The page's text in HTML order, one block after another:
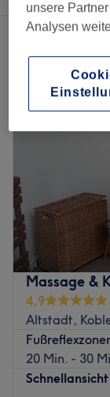
Ein Salon, der
Massage &
4,9
Altstadt,
20 Min. - 30
unsere
Analysen